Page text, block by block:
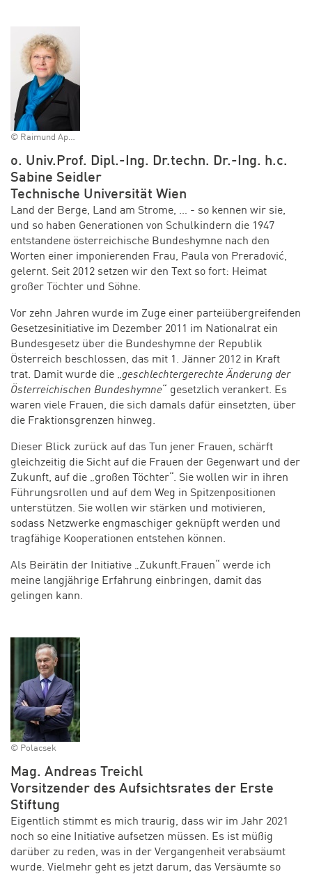
© Raimund Appel
o. Univ.Prof. Dipl.-Ing. Dr.techn. Dr.-Ing. h.c.
Sabine Seidler
Technische Universität Wien
Land der Berge, Land am Strome, … - so kennen wir sie,
und so haben Generationen von Schulkindern die 1947
entstandene österreichische Bundeshymne nach den
Worten einer imponierenden Frau, Paula von Preradović,
gelernt. Seit 2012 setzen wir den Text so fort: Heimat
großer Töchter und Söhne.
Vor zehn Jahren wurde im Zuge einer parteiübergreifenden
Gesetzesinitiative im Dezember 2011 im Nationalrat ein
Bundesgesetz über die Bundeshymne der Republik
Österreich beschlossen, das mit 1. Jänner 2012 in Kraft
trat. Damit wurde die „geschlechtergerechte Änderung der
Österreichischen Bundeshymne “ gesetzlich verankert. Es
waren viele Frauen, die sich damals dafür einsetzten, über
die Fraktionsgrenzen hinweg.
Dieser Blick zurück auf das Tun jener Frauen, schärft
gleichzeitig die Sicht auf die Frauen der Gegenwart und der
Zukunft, auf die „großen Töchter“. Sie wollen wir in ihren
Führungsrollen und auf dem Weg in Spitzenpositionen
unterstützen. Sie wollen wir stärken und motivieren,
sodass Netzwerke engmaschiger geknüpft werden und
tragfähige Kooperationen entstehen können.
Als Beirätin der Initiative „Zukunft.Frauen“ werde ich
meine langjährige Erfahrung einbringen, damit das
gelingen kann.
© Polacsek
Mag. Andreas Treichl
Vorsitzender des Aufsichtsrates der Erste
Stiftung
Eigentlich stimmt es mich traurig, dass wir im Jahr 2021
noch so eine Initiative aufsetzen müssen. Es ist müßig
darüber zu reden, was in der Vergangenheit verabsäumt
wurde. Vielmehr geht es jetzt darum, das Versäumte so